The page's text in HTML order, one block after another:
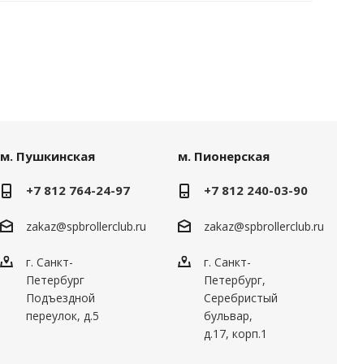
м. Пушкинская
+7 812 764-24-97
zakaz@spbrollerclub.ru
г. Санкт-
Петербург
Подъездной
переулок, д.5
м. Пионерская
+7 812 240-03-90
zakaz@spbrollerclub.ru
г. Санкт-
Петербург,
Серебристый
бульвар,
д.17, корп.1